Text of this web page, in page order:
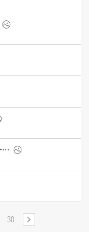
벤츠 AMG GT63 S E Performance 4-Door (2025)
30